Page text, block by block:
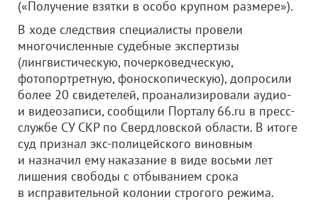
(«Получение взятки в особо крупном размере»).
В ходе следствия специалисты провели
многочисленные судебные экспертизы
(лингвистическую, почерковедческую,
фотопортретную, фоноскопическую), допросили
более 20 свидетелей, проанализировали аудио-
и видеозаписи, сообщили Порталу 66.ru в пресс-
службе СУ СКР по Свердловской области. В итоге
суд признал экс-полицейского виновным
и назначил ему наказание в виде восьми лет
лишения свободы с отбыванием срока
в исправительной колонии строгого режима.